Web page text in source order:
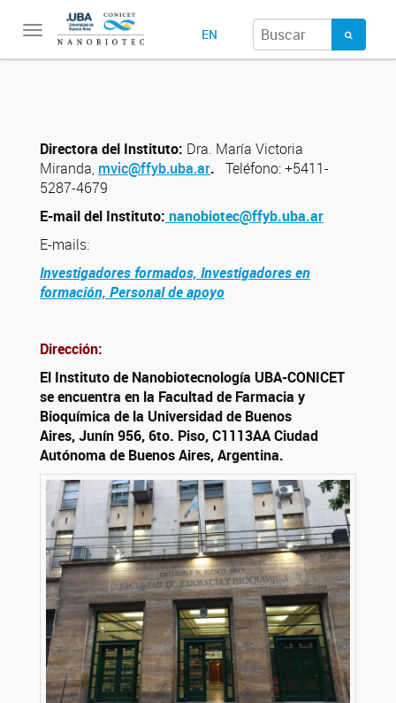
Toggle
navigation
EN
Directora del Instituto: Dra. María Victoria
Miranda, mvic@ffyb.uba.ar. Teléfono: +5411-
5287-4679
E-mail del Instituto: nanobiotec@ffyb.uba.ar
E-mails:
Investigadores formados, Investigadores en
formación, Personal de apoyo
Dirección:
El Instituto de Nanobiotecnología UBA-CONICET
se encuentra en la Facultad de Farmacia y
Bioquímica de la Universidad de Buenos
Aires,Junín 956, 6to. Piso,C1113AA Ciudad
Autónoma de Buenos Aires, Argentina.